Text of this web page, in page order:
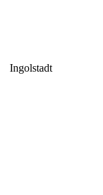
Ingolstadt